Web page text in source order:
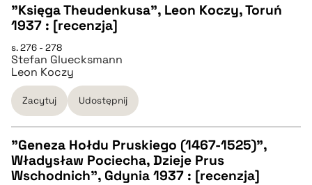
pobierz cytat
CZYSTY TEKST
pobierz cytat
BIBTEX
pobierz cytat
"Księga Theudenkusa", Leon Koczy, Toruń
1937 : [recenzja]
s. 276 - 278
Stefan Gluecksmann
Leon Koczy
Zacytuj Udostępnij
CZYSTY TEKST
"Geneza Hołdu Pruskiego (1467-1525)",
Władysław Pociecha, Dzieje Prus
Wschodnich", Gdynia 1937 : [recenzja]